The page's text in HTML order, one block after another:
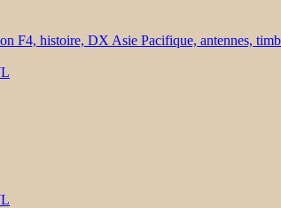
F4, histoire, DX Asie Pacifique, antennes,